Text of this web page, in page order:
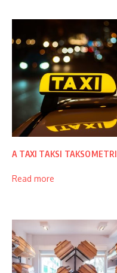
A TAXI TAKSI TAKSOMETRI
Read more